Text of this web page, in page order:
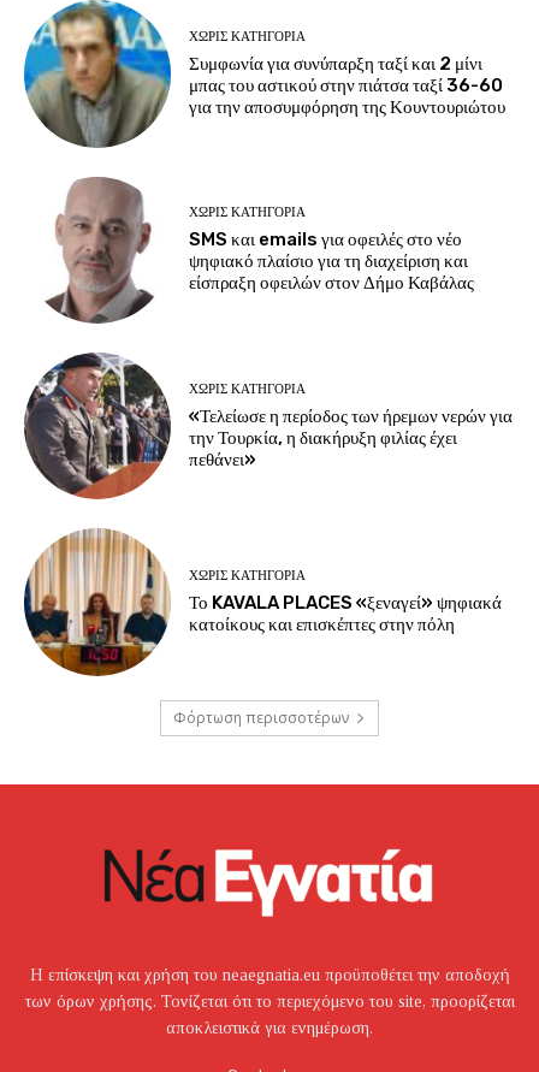
ΧΩΡΊΣ ΚΑΤΗΓΟΡΊΑ
Συμφωνία για συνύπαρξη ταξί και 2 μίνι
μπας του αστικού στην πιάτσα ταξί 36-60
για την αποσυμφόρηση της Κουντουριώτου
ΧΩΡΊΣ ΚΑΤΗΓΟΡΊΑ
SMS και emails για οφειλές στο νέο
ψηφιακό πλαίσιο για τη διαχείριση και
είσπραξη οφειλών στον Δήμο Καβάλας
ΧΩΡΊΣ ΚΑΤΗΓΟΡΊΑ
«Τελείωσε η περίοδος των ήρεμων νερών για
την Τουρκία, η διακήρυξη φιλίας έχει
πεθάνει»
ΧΩΡΊΣ ΚΑΤΗΓΟΡΊΑ
Το KAVALA PLACES «ξεναγεί» ψηφιακά
κατοίκους και επισκέπτες στην πόλη
Φόρτωση περισσοτέρων
Η επίσκεψη και χρήση του neaegnatia.eu προϋποθέτει την αποδοχή
των όρων χρήσης. Τονίζεται ότι το περιεχόμενο του site, προορίζεται
αποκλειστικά για ενημέρωση.